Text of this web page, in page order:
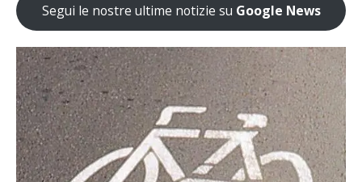
Segui le nostre ultime notizie su Google News